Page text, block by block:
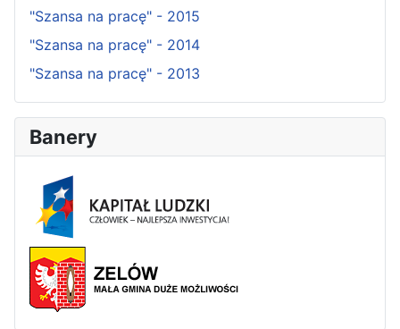
"Szansa na pracę" - 2015
"Szansa na pracę" - 2014
"Szansa na pracę" - 2013
Banery